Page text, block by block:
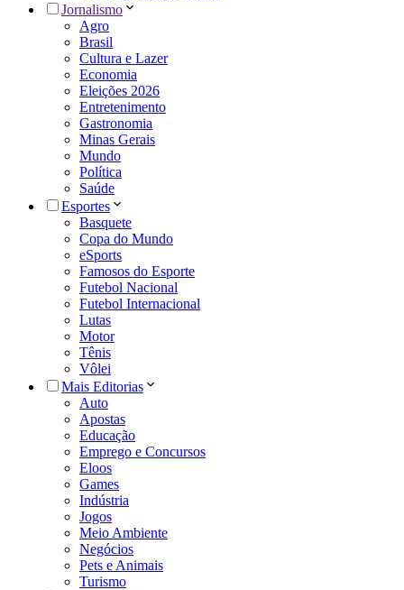
Jornalismo
Agro
Brasil
Cultura e Lazer
Economia
Eleições 2026
Entretenimento
Gastronomia
Minas Gerais
Mundo
Política
Saúde
Esportes
Basquete
Copa do Mundo
eSports
Famosos do Esporte
Futebol Nacional
Futebol Internacional
Lutas
Motor
Tênis
Vôlei
Mais Editorias
Auto
Apostas
Educação
Emprego e Concursos
Eloos
Games
Indústria
Jogos
Meio Ambiente
Negócios
Pets e Animais
Turismo